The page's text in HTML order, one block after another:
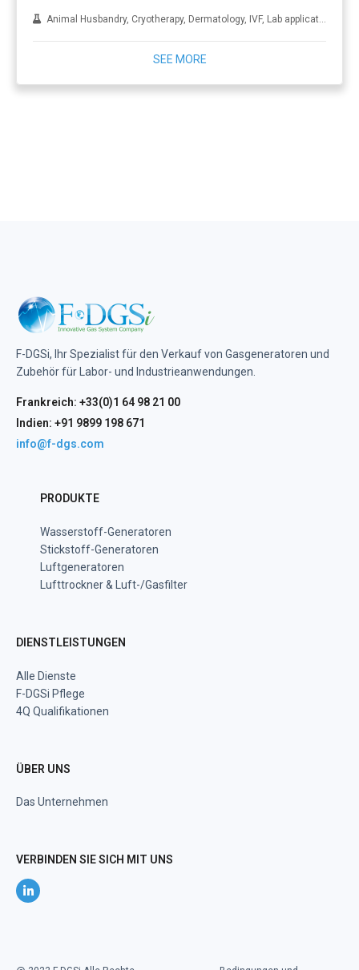
Animal Husbandry, Cryotherapy, Dermatology, IVF, Lab applications, Metal treatment
SEE MORE
F-DGSi, Ihr Spezialist für den Verkauf von Gasgeneratoren und
Zubehör für Labor- und Industrieanwendungen.
Frankreich: +33(0)1 64 98 21 00
Indien: +91 9899 198 671
info@f-dgs.com
PRODUKTE
Wasserstoff-Generatoren
Stickstoff-Generatoren
Luftgeneratoren
Lufttrockner & Luft-/Gasfilter
DIENSTLEISTUNGEN
Alle Dienste
F-DGSi Pflege
4Q Qualifikationen
ÜBER UNS
Das Unternehmen
VERBINDEN SIE SICH MIT UNS